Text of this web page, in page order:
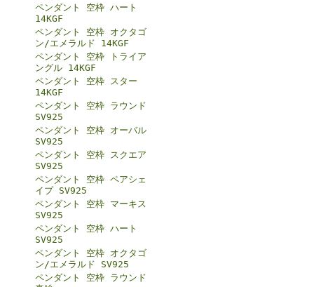
ペンダント 空枠 ハート
14KGF
ペンダント 空枠 オクタゴ
ン/エメラルド 14KGF
ペンダント 空枠 トライア
ングル 14KGF
ペンダント 空枠 スター
14KGF
ペンダント 空枠 ラウンド
SV925
ペンダント 空枠 オーバル
SV925
ペンダント 空枠 スクエア
SV925
ペンダント 空枠 ペアシェ
イプ SV925
ペンダント 空枠 マーキス
SV925
ペンダント 空枠 ハート
SV925
ペンダント 空枠 オクタゴ
ン/エメラルド SV925
ペンダント 空枠 ラウンド